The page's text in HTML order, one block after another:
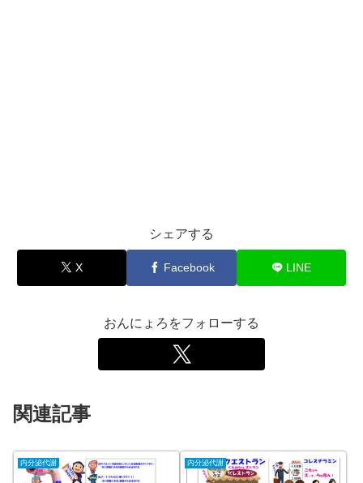
シェアする
X Facebook LINE
おんにょろをフォローする
関連記事
内分泌代謝 内分泌代謝